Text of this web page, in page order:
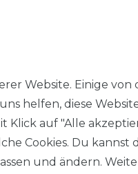
Website. Einige von
helfen, diese
Klick auf "Alle
Cookies. Du kannst
und ändern.